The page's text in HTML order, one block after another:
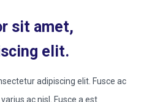
sit amet,
elit.
adipiscing elit. Fusce ac
ac nisl. Fusce a est